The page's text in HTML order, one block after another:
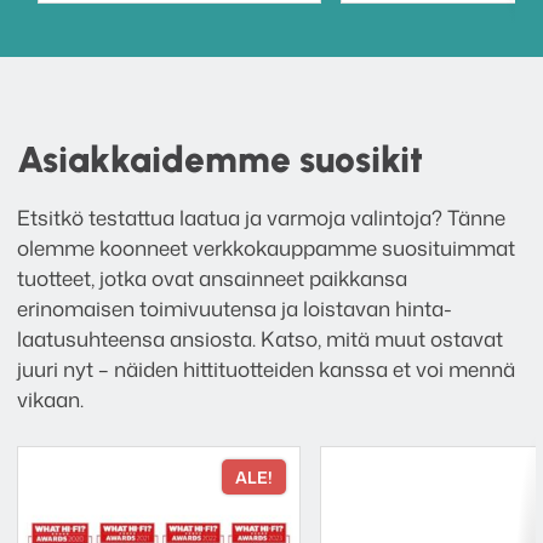
Asiakkaidemme suosikit
Etsitkö testattua laatua ja varmoja valintoja? Tänne
olemme koonneet verkkokauppamme suosituimmat
tuotteet, jotka ovat ansainneet paikkansa
erinomaisen toimivuutensa ja loistavan hinta-
laatusuhteensa ansiosta. Katso, mitä muut ostavat
juuri nyt – näiden hittituotteiden kanssa et voi mennä
vikaan.
ALE!